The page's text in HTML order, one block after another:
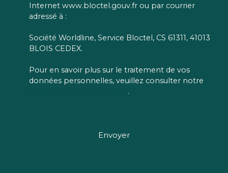
Internet www.bloctel.gouv.fr ou par courrier
adressé à :
Société Worldline, Service Bloctel, CS 61311, 41013
BLOIS CEDEX.
Pour en savoir plus sur le traitement de vos
données personnelles, veuillez consulter notre
.
Envoyer